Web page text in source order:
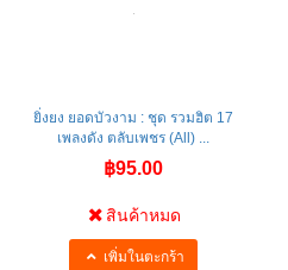
ยิ่งยง ยอดบัวงาม : ชุด รวมฮิต 17
เพลงดัง ตลับเพชร (All) ...
฿95.00
สินค้าหมด
เพิ่มในตะกร้า